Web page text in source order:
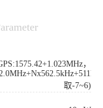
，
取-7~6)